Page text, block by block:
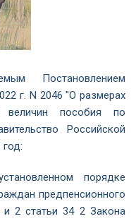
Постановлением
г. N 2046 "О размерах
величин пособия по
Российской
порядке
предпенсионного
и 2 статьи 34 2 Закона